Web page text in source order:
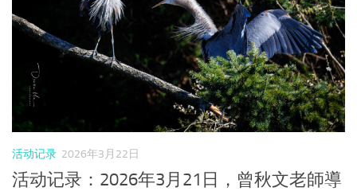
活动记录 2026年3月22日
活动记录：2026年3月21日，曾秋文老師導